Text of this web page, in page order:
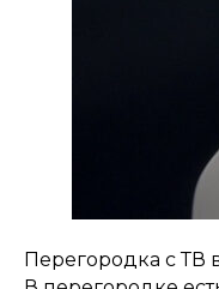
Перегородка с ТВ